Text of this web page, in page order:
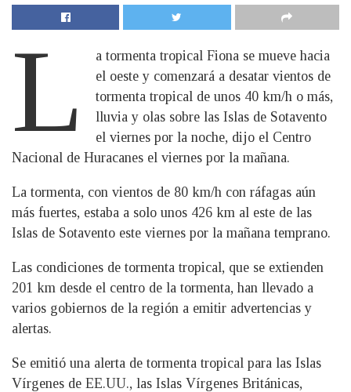
L
a tormenta tropical Fiona se mueve hacia
el oeste y comenzará a desatar vientos de
tormenta tropical de unos 40 km/h o más,
lluvia y olas sobre las Islas de Sotavento
el viernes por la noche, dijo el Centro
Nacional de Huracanes el viernes por la mañana.
La tormenta, con vientos de 80 km/h con ráfagas aún
más fuertes, estaba a solo unos 426 km al este de las
Islas de Sotavento este viernes por la mañana temprano.
Las condiciones de tormenta tropical, que se extienden
201 km desde el centro de la tormenta, han llevado a
varios gobiernos de la región a emitir advertencias y
alertas.
Se emitió una alerta de tormenta tropical para las Islas
Vírgenes de EE.UU., las Islas Vírgenes Británicas,